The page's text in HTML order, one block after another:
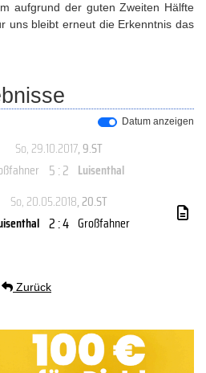
aufgrund der guten Zweiten Hälfte
uns bleibt erneut die Erkenntnis das
Datum anzeigen
So, 29.10.2017, 9.ST
5 : 2 Luisenthal
So, 20.05.2018, 20.ST
2 : 4 Großfahner
Zurück